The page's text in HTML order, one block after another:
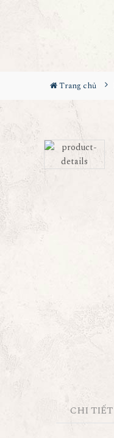
Trang chủ
CHI TIẾT